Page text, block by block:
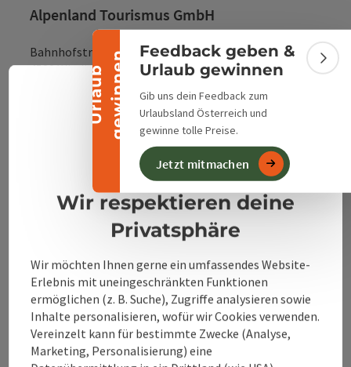
U
r
l
a
u
b
g
e
w
i
n
n
en
Feedback geben &
Urlaub gewinnen
Gib uns dein Feedback zum
Urlaubsland Österreich und
gewinne tolle Preise.
Jetzt mitmachen
Alpenland Tourismus GmbH
Bahnhofstraße 2
4580 Windischgarsten
+43 50 360 360 360
info@360alpenland.com
InstagramFacebookYouTube
Kontaktformular
Impressum
Wir respektieren deine
Privatsphäre
Wir möchten Ihnen gerne ein umfassendes Website-
Erlebnis mit uneingeschränkten Funktionen
ermöglichen (z. B. Suche), Zugriffe analysieren sowie
Inhalte personalisieren, wofür wir Cookies verwenden.
Vereinzelt kann für bestimmte Zwecke (Analyse,
Marketing, Personalisierung) eine